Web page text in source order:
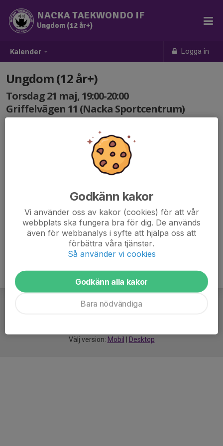
Kalender Logga in
NACKA TAEKWONDO IF
Ungdom (12 år+)
Ungdom (12 år+)
Torsdag 21 maj, 19:00-20:00
Griffelvägen 11 (Nacka Sportcentrum)
Träning Ungdom 12 år+.
Välj version: Mobil Desktop
Godkänn kakor
Vi använder oss av kakor (cookies) för att vår
webbplats ska fungera bra för dig. De används
även för webbanalys i syfte att hjälpa oss att
förbättra våra tjänster.
Så använder vi cookies
Godkänn alla kakor
Bara nödvändiga